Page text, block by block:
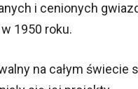
i cenionych
1950 roku.
na całym świecie